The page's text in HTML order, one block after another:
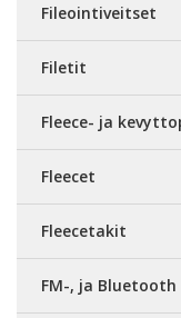
Fileointiveitset
Filetit
Fleece- ja
Fleecet
Fleecetakit
FM-, ja